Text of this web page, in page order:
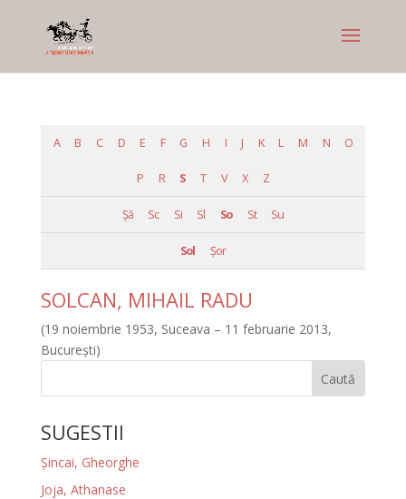
A B C D E F G H I J K L M N O
P R S T V X Z
Şă Sc Si Sl So St Su
Sol Șor
SOLCAN, MIHAIL RADU
(19 noiembrie 1953, Suceava – 11 februarie 2013,
București)
Caută
SUGESTII
Şincai, Gheorghe
Joja, Athanase